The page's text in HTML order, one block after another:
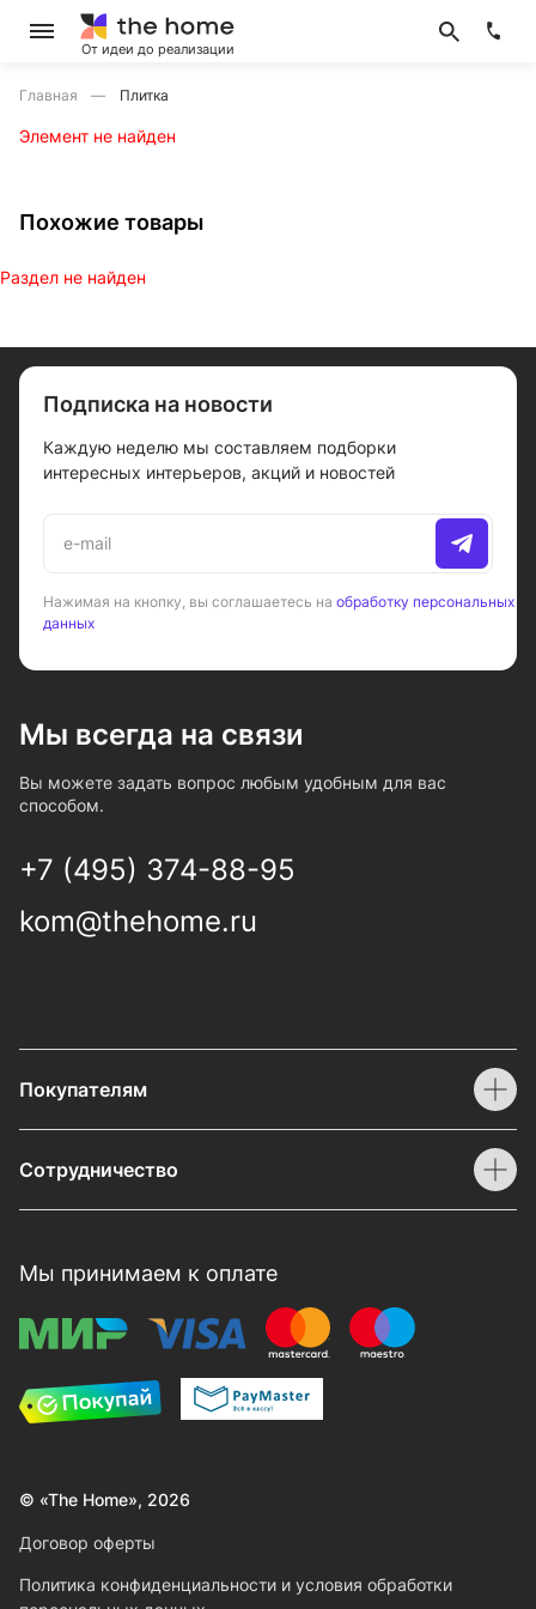
От идеи до реализации
Главная Плитка
Элемент не найден
Похожие товары
Раздел не найден
Подписка на новости
Каждую неделю мы составляем подборки
интересных интерьеров, акций и новостей
Нажимая на кнопку, вы соглашаетесь на обработку персональных
данных
Мы всегда на связи
Вы можете задать вопрос любым удобным для вас
способом.
+7 (495) 374-88-95
kom@thehome.ru
Покупателям
Сотрудничество
Мы принимаем к оплате
© «The Home», 2026
Договор оферты
Политика конфиденциальности и условия обработки